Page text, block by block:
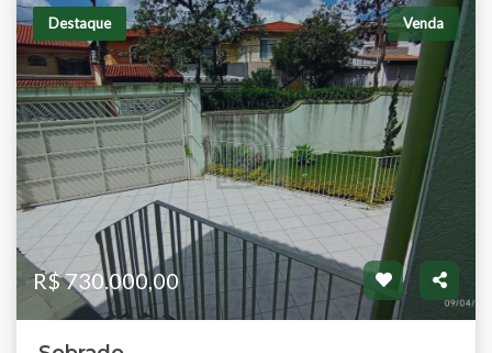
Destaque Venda
R$ 730.000,00